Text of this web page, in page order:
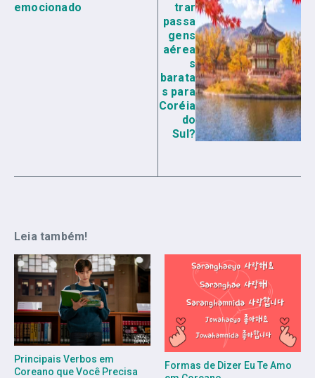
emocionado
trar
passa
gens
aérea
s
barata
s para
Coréia
do
Sul?
Leia também!
Principais Verbos em
Coreano que Você Precisa
Formas de Dizer Eu Te Amo